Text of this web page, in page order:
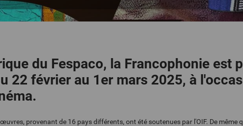
du Fespaco, la Francophonie est
22 février au 1er mars 2025, à
provenant de 16 pays différents, ont été soutenues par l'OIF. De même